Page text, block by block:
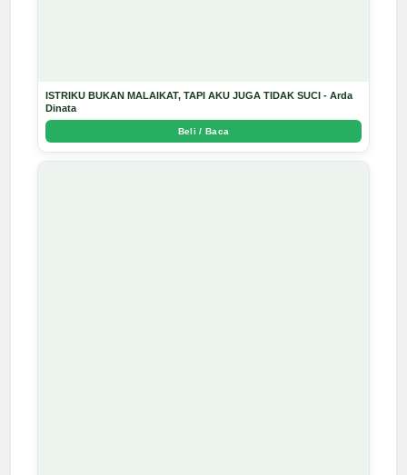
ISTRIKU BUKAN MALAIKAT, TAPI AKU JUGA TIDAK SUCI - Arda
Dinata
Beli / Baca